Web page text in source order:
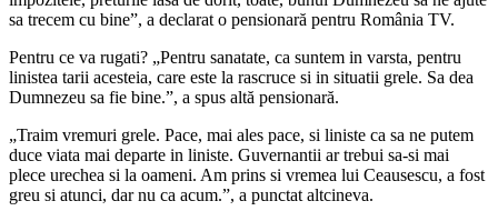
sa trecem cu bine”, a declarat o pensionară pentru România TV.
Pentru ce va rugati? „Pentru sanatate, ca suntem in varsta, pentru
linistea tarii acesteia, care este la rascruce si in situatii grele. Sa dea
Dumnezeu sa fie bine.”, a spus altă pensionară.
„Traim vremuri grele. Pace, mai ales pace, si liniste ca sa ne putem
duce viata mai departe in liniste. Guvernantii ar trebui sa-si mai
plece urechea si la oameni. Am prins si vremea lui Ceausescu, a fost
greu si atunci, dar nu ca acum.”, a punctat altcineva.